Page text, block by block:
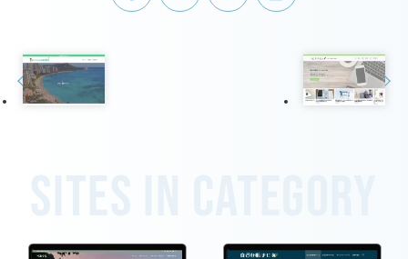
Sites in category